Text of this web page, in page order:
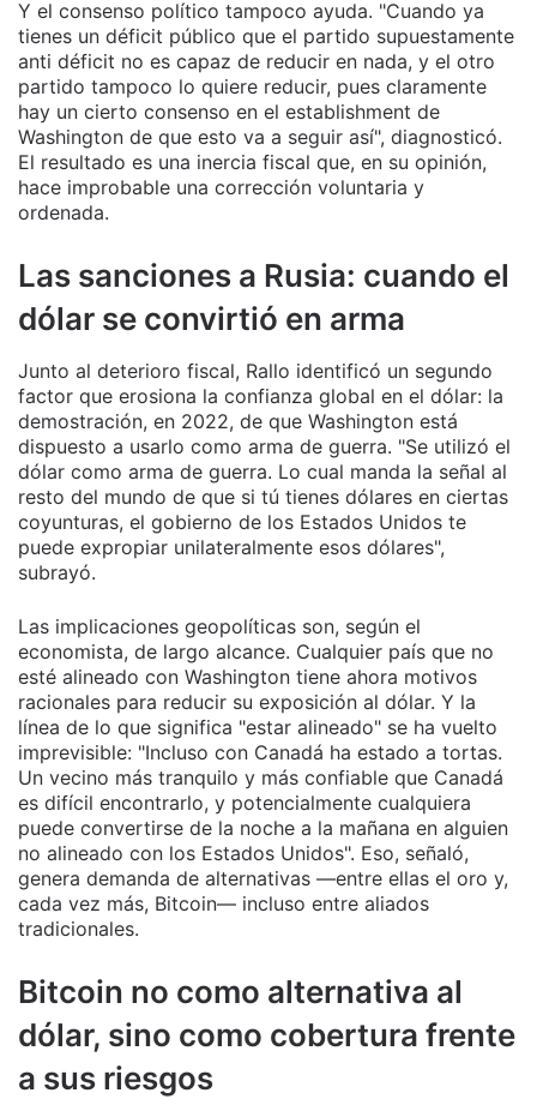
Y el consenso político tampoco ayuda. "Cuando ya
tienes un déficit público que el partido supuestamente
anti déficit no es capaz de reducir en nada, y el otro
partido tampoco lo quiere reducir, pues claramente
hay un cierto consenso en el establishment de
Washington de que esto va a seguir así", diagnosticó.
El resultado es una inercia fiscal que, en su opinión,
hace improbable una corrección voluntaria y
ordenada.
Las sanciones a Rusia: cuando el
dólar se convirtió en arma
Junto al deterioro fiscal, Rallo identificó un segundo
factor que erosiona la confianza global en el dólar: la
demostración, en 2022, de que Washington está
dispuesto a usarlo como arma de guerra. "Se utilizó el
dólar como arma de guerra. Lo cual manda la señal al
resto del mundo de que si tú tienes dólares en ciertas
coyunturas, el gobierno de los Estados Unidos te
puede expropiar unilateralmente esos dólares",
subrayó.
Las implicaciones geopolíticas son, según el
economista, de largo alcance. Cualquier país que no
esté alineado con Washington tiene ahora motivos
racionales para reducir su exposición al dólar. Y la
línea de lo que significa "estar alineado" se ha vuelto
imprevisible: "Incluso con Canadá ha estado a tortas.
Un vecino más tranquilo y más confiable que Canadá
es difícil encontrarlo, y potencialmente cualquiera
puede convertirse de la noche a la mañana en alguien
no alineado con los Estados Unidos". Eso, señaló,
genera demanda de alternativas —entre ellas el oro y,
cada vez más, Bitcoin— incluso entre aliados
tradicionales.
Bitcoin no como alternativa al
dólar, sino como cobertura frente
a sus riesgos